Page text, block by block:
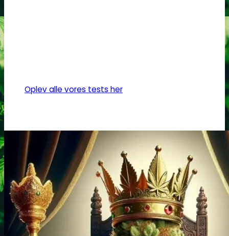
Oplev alle vores tests her
Headshop